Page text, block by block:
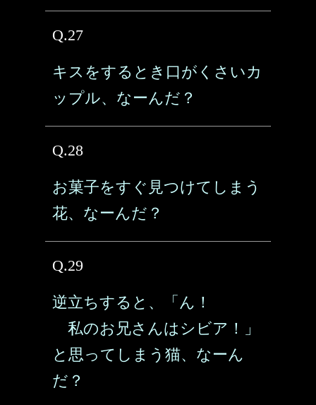
Q.27
キスをするとき口がくさいカ
ップル、なーんだ？
Q.28
お菓子をすぐ見つけてしまう
花、なーんだ？
Q.29
逆立ちすると、「ん！
私のお兄さんはシビア！」
と思ってしまう猫、なーん
だ？